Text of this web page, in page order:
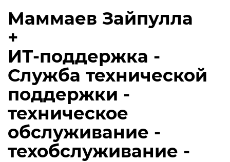
Маммаев Зайпулла
+
ИТ-поддержка -
Служба технической
поддержки -
техническое
обслуживание -
техобслуживание -